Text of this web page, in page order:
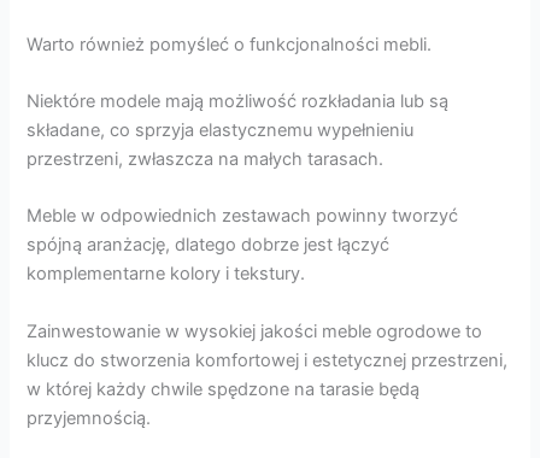
Warto również pomyśleć o funkcjonalności mebli.
Niektóre modele mają możliwość rozkładania lub są
składane, co sprzyja elastycznemu wypełnieniu
przestrzeni, zwłaszcza na małych tarasach.
Meble w odpowiednich zestawach powinny tworzyć
spójną aranżację, dlatego dobrze jest łączyć
komplementarne kolory i tekstury.
Zainwestowanie w wysokiej jakości meble ogrodowe to
klucz do stworzenia komfortowej i estetycznej przestrzeni,
w której każdy chwile spędzone na tarasie będą
przyjemnością.